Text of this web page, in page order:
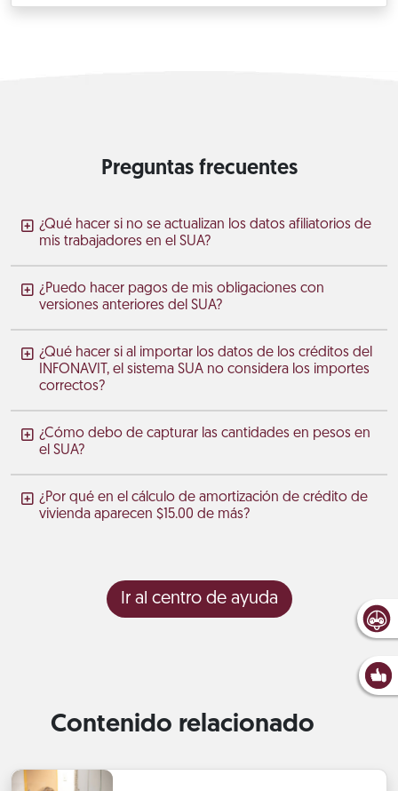
Preguntas frecuentes
¿Qué hacer si no se actualizan los datos afiliatorios de
mis trabajadores en el SUA?
¿Puedo hacer pagos de mis obligaciones con
versiones anteriores del SUA?
¿Qué hacer si al importar los datos de los créditos del
INFONAVIT, el sistema SUA no considera los importes
correctos?
¿Cómo debo de capturar las cantidades en pesos en
el SUA?
¿Por qué en el cálculo de amortización de crédito de
vivienda aparecen $15.00 de más?
Ir al centro de ayuda
Contenido relacionado